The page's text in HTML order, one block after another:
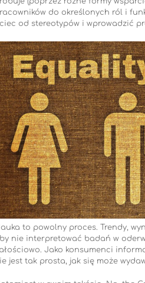
do określonych ról i
od stereotypów i wprowadzić
to powolny proces. Trendy,
nie interpretować badań w
Jako konsumenci
jest tak prosta, jak się może